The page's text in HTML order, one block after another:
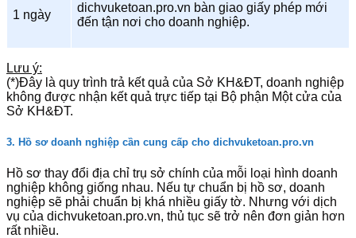
1 ngày
dichvuketoan.pro.vn bàn giao giấy phép mới
đến tận nơi cho doanh nghiệp.
Lưu ý:
(*)Đây là quy trình trả kết quả của Sở KH&ĐT, doanh nghiệp
không được nhận kết quả trực tiếp tại Bộ phận Một cửa của
Sở KH&ĐT.
3. Hồ sơ doanh nghiệp cần cung cấp cho dichvuketoan.pro.vn
Hồ sơ thay đổi địa chỉ trụ sở chính của mỗi loại hình doanh
nghiệp không giống nhau. Nếu tự chuẩn bị hồ sơ, doanh
nghiệp sẽ phải chuẩn bị khá nhiều giấy tờ. Nhưng với dịch
vụ của dichvuketoan.pro.vn, thủ tục sẽ trở nên đơn giản hơn
rất nhiều.